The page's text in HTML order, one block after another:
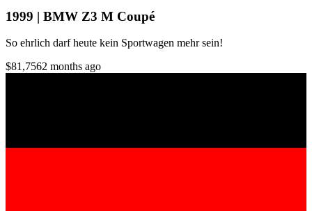
1999 | BMW Z3 M Coupé
So ehrlich darf heute kein Sportwagen mehr sein!
$81,7562 months ago